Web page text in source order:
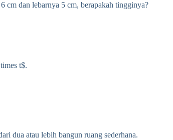
cm dan lebarnya 5 cm, berapakah tingginya?
t$.
dua atau lebih bangun ruang sederhana.